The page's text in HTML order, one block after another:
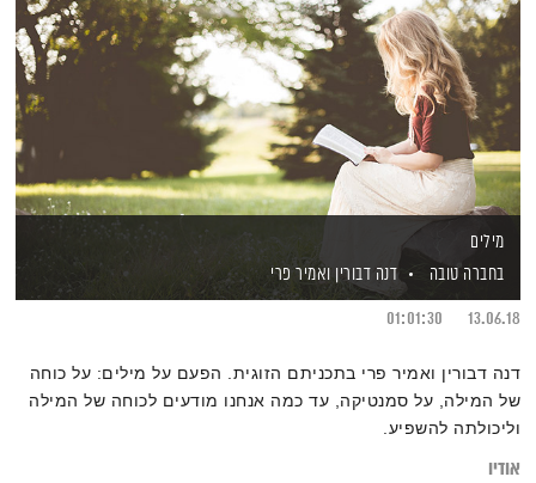
מילים
בחברה טובה
דנה דבוריןואמיר פרי
13.06.18
01:01:30
דנה דבורין ואמיר פרי בתכניתם הזוגית. הפעם על מילים: על כוחה
של המילה, על סמנטיקה, עד כמה אנחנו מודעים לכוחה של המילה
וליכולתה להשפיע.
אודיו